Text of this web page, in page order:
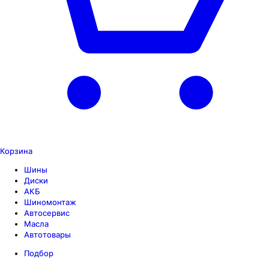
Корзина
Шины
Диски
АКБ
Шиномонтаж
Автосервис
Масла
Автотовары
Подбор